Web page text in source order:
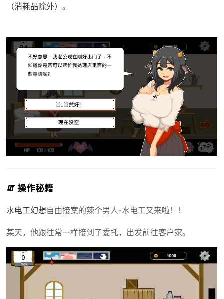
（消耗品除外）。
🧯 操作秘籍
水电工幻想自由接案的辣个男人-水电工又来啦！！
某天，他跟往常一样接到了委托，出发前往客户家。